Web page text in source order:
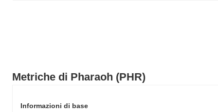
Metriche di Pharaoh (PHR)
Informazioni di base